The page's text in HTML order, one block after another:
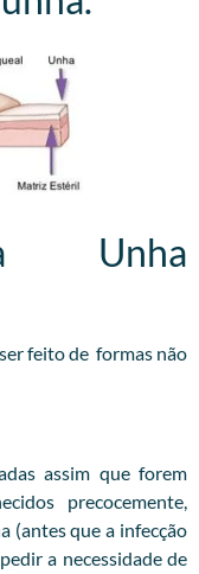
Unha
feito de formas não
assim que forem
precocemente,
(antes que a infecção
a necessidade de